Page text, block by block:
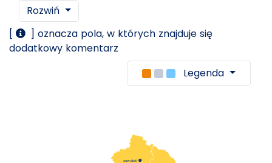
Rozwiń
[
] oznacza pola, w których znajduje się
dodatkowy komentarz
Legenda
suwalski 